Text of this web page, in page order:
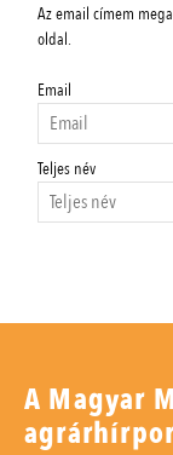
Az email címem
oldal.
Email
Teljes név
A Magyar